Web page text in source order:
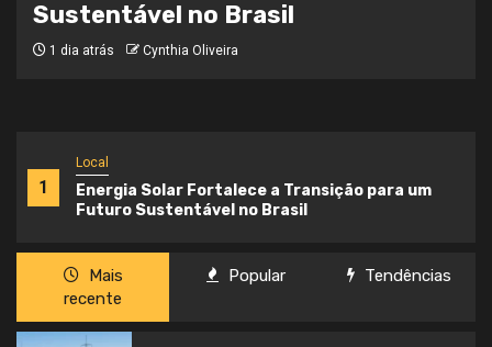
1
Local
Energia Solar Fortalece a Transição para um
Futuro Sustentável no Brasil
3 semanas atrás Cynthia Oliveira
Mais
recente
Popular Tendências